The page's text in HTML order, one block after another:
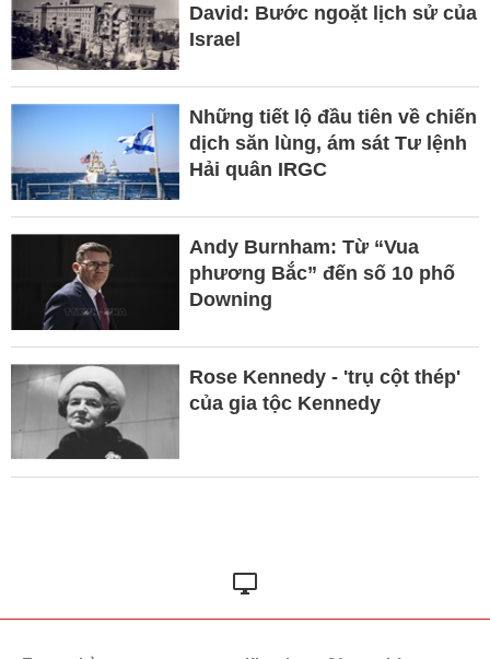
David: Bước ngoặt lịch sử của
Israel
Những tiết lộ đầu tiên về chiến
dịch săn lùng, ám sát Tư lệnh
Hải quân IRGC
Andy Burnham: Từ “Vua
phương Bắc” đến số 10 phố
Downing
Rose Kennedy - 'trụ cột thép'
của gia tộc Kennedy